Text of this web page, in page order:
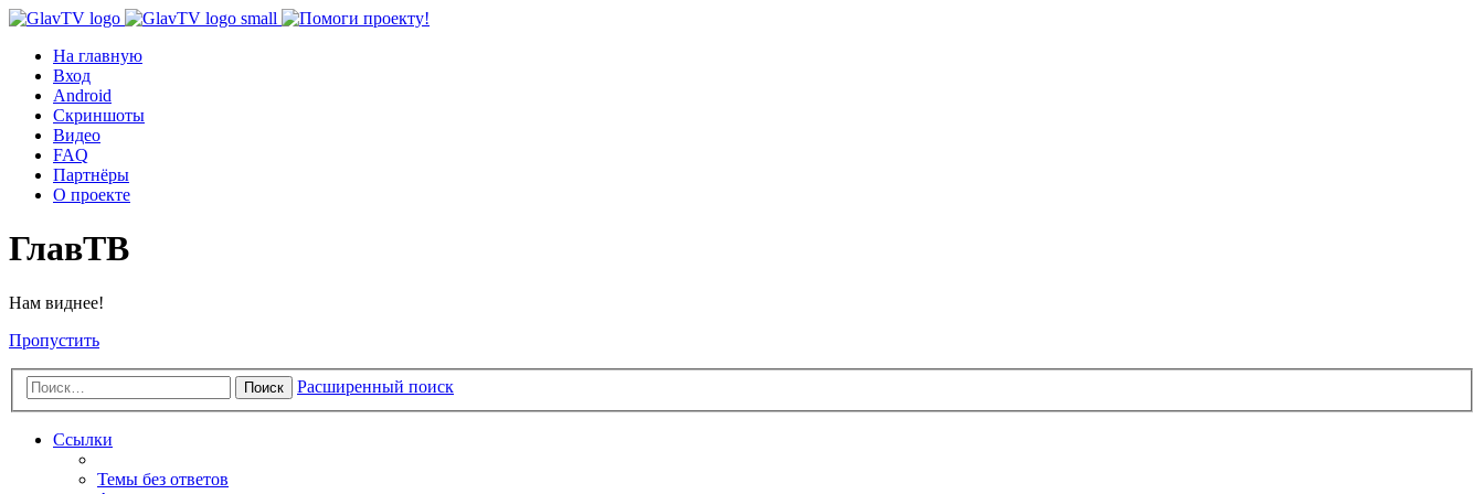
На главную
Вход
Android
Скриншоты
Видео
FAQ
Партнёры
О проекте
ГлавТВ
Нам виднее!
Пропустить
Поиск Расширенный поиск
Ссылки
Темы без ответов